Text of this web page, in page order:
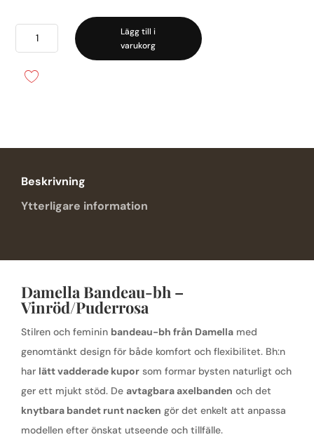
Berry
Lägg till i
varukorg
Beskrivning
Ytterligare information
Damella Bandeau-bh –
Vinröd/Puderrosa
Stilren och feminin bandeau-bh från Damella med
genomtänkt design för både komfort och flexibilitet. Bh:n
har lätt vadderade kupor som formar bysten naturligt och
ger ett mjukt stöd. De avtagbara axelbanden och det
knytbara bandet runt nacken gör det enkelt att anpassa
modellen efter önskat utseende och tillfälle.